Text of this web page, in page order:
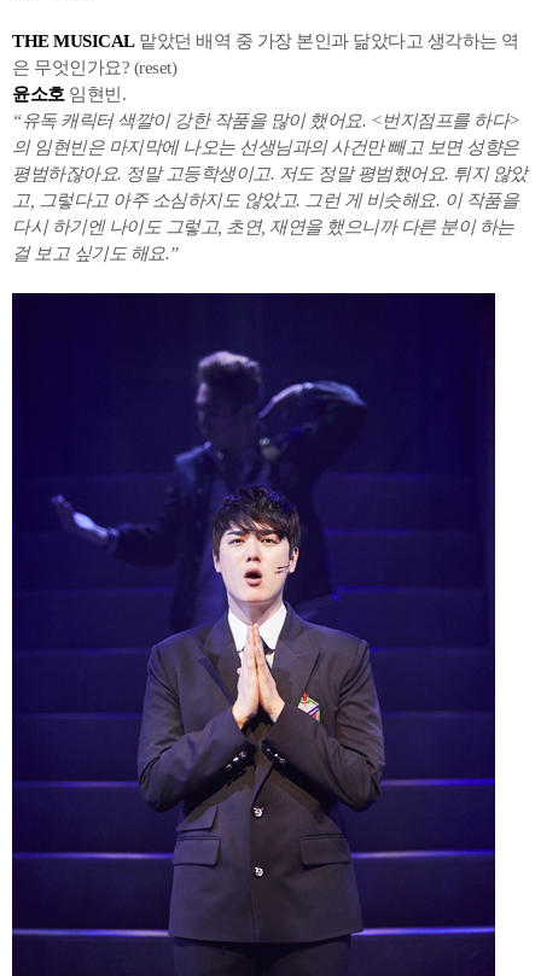
THE MUSICAL맡았던 배역 중 가장 본인과 닮았다고 생각하는 역
은 무엇인가요? (reset)
윤소호 임현빈.
“유독 캐릭터 색깔이 강한 작품을 많이 했어요. <번지점프를 하다>
의 임현빈은 마지막에 나오는 선생님과의 사건만 빼고 보면 성향은
평범하잖아요. 정말 고등학생이고. 저도 정말 평범했어요. 튀지 않았
고, 그렇다고 아주 소심하지도 않았고. 그런 게 비슷해요. 이 작품을
다시 하기엔 나이도 그렇고, 초연, 재연을 했으니까 다른 분이 하는
걸 보고 싶기도 해요.”